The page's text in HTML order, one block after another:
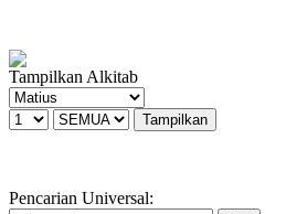
Tampilkan Alkitab
Pencarian Universal: